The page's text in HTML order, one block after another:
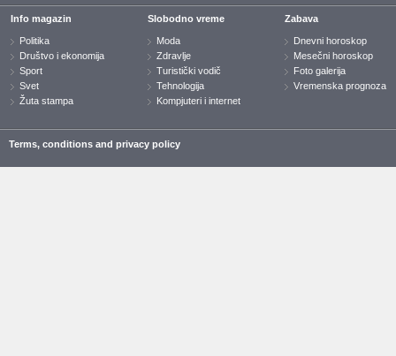
Info magazin
Politika
Društvo i ekonomija
Sport
Svet
Žuta stampa
Slobodno vreme
Moda
Zdravlje
Turistički vodič
Tehnologija
Kompjuteri i internet
Zabava
Dnevni horoskop
Mesečni horoskop
Foto galerija
Vremenska prognoza
Terms, conditions and privacy policy